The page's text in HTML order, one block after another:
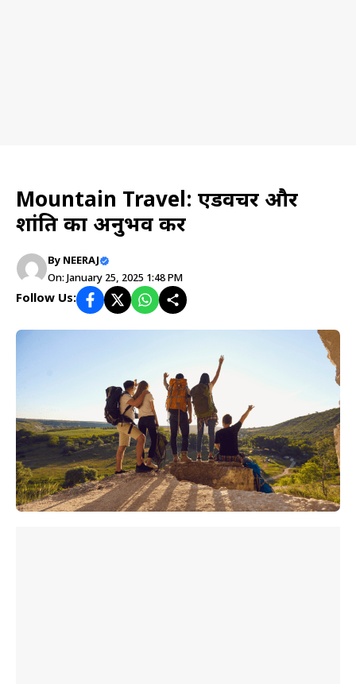
Mountain Travel: एडवेंचर और
शांति का अनुभव करें
By NEERAJ
On: January 25, 2025 1:48 PM
Follow Us: